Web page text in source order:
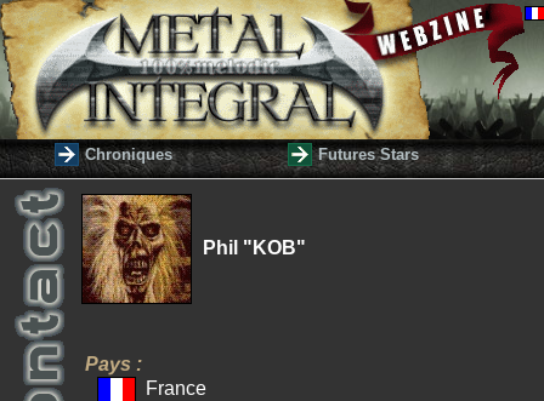
Chroniques Futures Stars
Phil "KOB"
Pays :
France